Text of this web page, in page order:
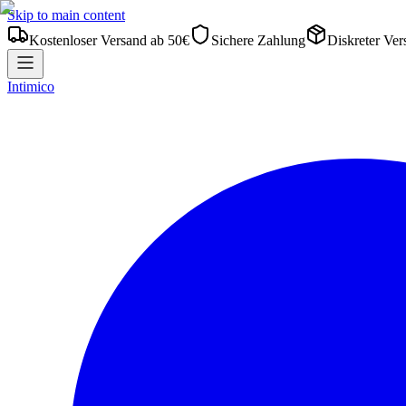
Skip to main content
Kostenloser Versand ab 50€
Sichere Zahlung Diskreter
Intimico